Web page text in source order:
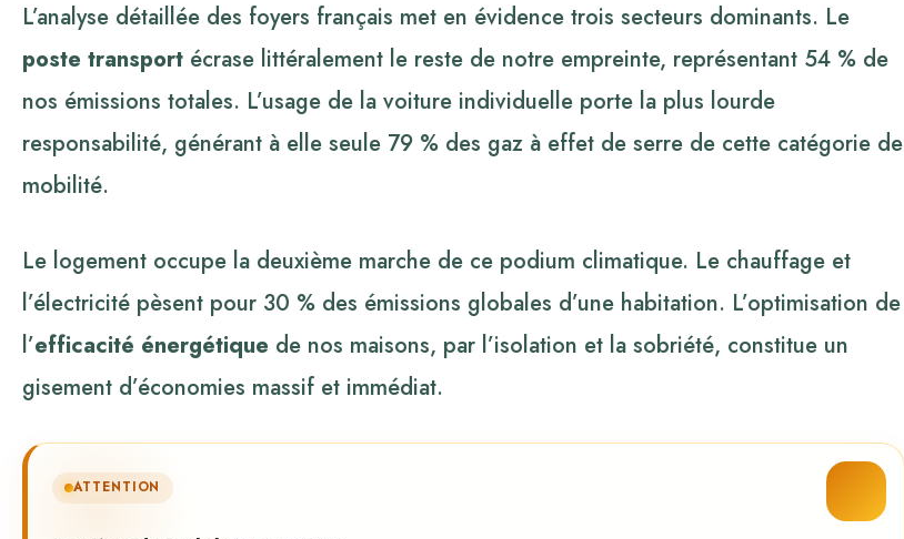
L’analyse détaillée des foyers français met en évidence trois secteurs dominants. Le
poste transport écrase littéralement le reste de notre empreinte, représentant 54 % de
nos émissions totales. L’usage de la voiture individuelle porte la plus lourde
responsabilité, générant à elle seule 79 % des gaz à effet de serre de cette catégorie de
mobilité.
Le logement occupe la deuxième marche de ce podium climatique. Le chauffage et
l’électricité pèsent pour 30 % des émissions globales d’une habitation. L’optimisation de
l’efficacité énergétique de nos maisons, par l’isolation et la sobriété, constitue un
gisement d’économies massif et immédiat.
ATTENTION